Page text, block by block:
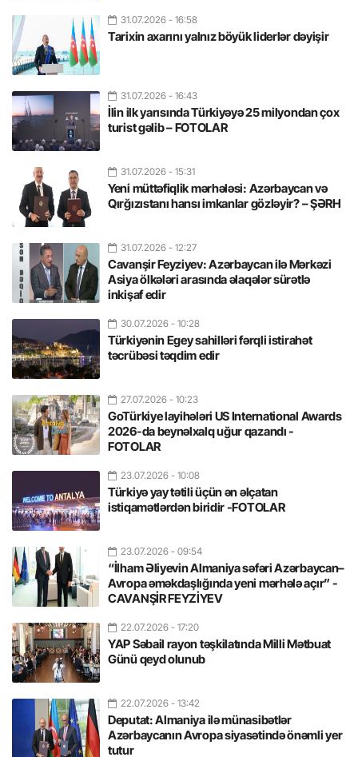
31.07.2026 - 16:58
Tarixin axarını yalnız böyük liderlər dəyişir
31.07.2026 - 16:43
İlin ilk yarısında Türkiyəyə 25 milyondan çox
turist gəlib – FOTOLAR
31.07.2026 - 15:31
Yeni müttəfiqlik mərhələsi: Azərbaycan və
Qırğızıstanı hansı imkanlar gözləyir? – ŞƏRH
31.07.2026 - 12:27
Cavanşir Feyziyev: Azərbaycan ilə Mərkəzi
Asiya ölkələri arasında əlaqələr sürətlə
inkişaf edir
30.07.2026 - 10:28
Türkiyənin Egey sahilləri fərqli istirahət
təcrübəsi təqdim edir
27.07.2026 - 10:23
GoTürkiye layihələri US International Awards
2026-da beynəlxalq uğur qazandı -
FOTOLAR
23.07.2026 - 10:08
Türkiyə yay tətili üçün ən əlçatan
istiqamətlərdən biridir -FOTOLAR
23.07.2026 - 09:54
“İlham Əliyevin Almaniya səfəri Azərbaycan–
Avropa əməkdaşlığında yeni mərhələ açır” -
CAVANŞİR FEYZİYEV
22.07.2026 - 17:20
YAP Səbail rayon təşkilatında Milli Mətbuat
Günü qeyd olunub
22.07.2026 - 13:42
Deputat: Almaniya ilə münasibətlər
Azərbaycanın Avropa siyasətində önəmli yer
tutur